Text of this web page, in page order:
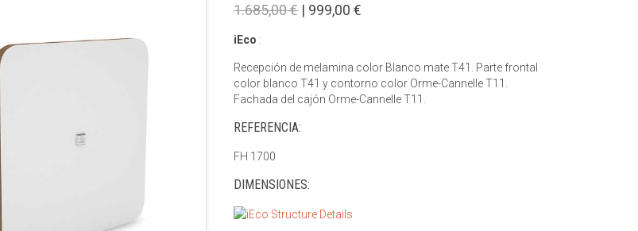
1.685,00 € | 999,00 €
iEco :
Recepción de melamina color Blanco mate T41. Parte frontal
color blanco T41 y contorno color Orme-Cannelle T11.
Fachada del cajón Orme-Cannelle T11.
REFERENCIA:
FH 1700
DIMENSIONES: